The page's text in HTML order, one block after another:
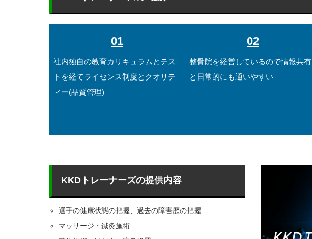
01
社内独自の教育カリキュラムとテス
トを経てライセンス制度とクオリテ
ィー(品質管理)
02
整骨院を経営しているので情報共有
と日常的にも通いやすい
KKDトレーナーズの提供内容
選手の健康状態の把握、過去の障害歴の把握
マッサージ・鍼灸施術